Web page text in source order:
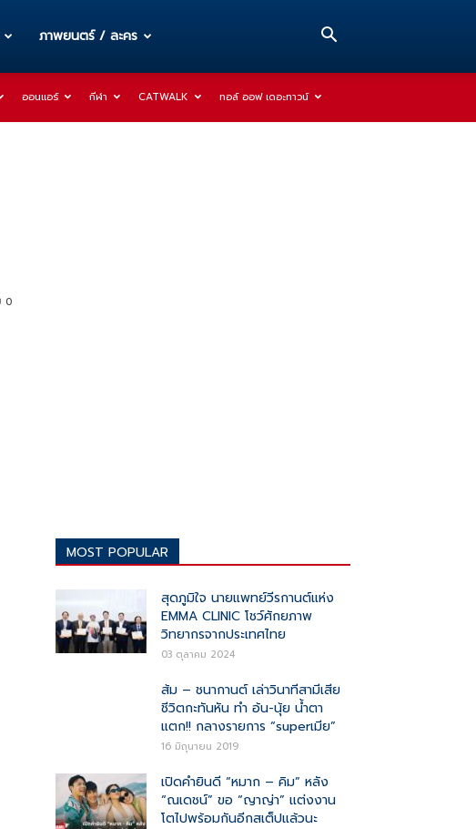
ภาพยนตร์ / ละคร
ออนแอร์ กีฬา CATWALK ทอล์ ออฟ เดอะทาวน์
0
MOST POPULAR
สุดภูมิใจ นายแพทย์วีรกานต์แห่ง
EMMA CLINIC โชว์ศักยภาพ
วิทยากรจากประเทศไทย
03 ตุลาคม 2024
ส้ม – ชนากานต์ เล่าวินาทีสามีเสีย
ชีวิตกะทันหัน ทำ อ้น-นุ้ย น้ำตา
แตก!! กลางรายการ “superเมีย”
16 มิถุนายน 2019
เปิดคำยินดี “หมาก – คิม” หลัง
“ณเดชน์” ขอ “ญาญ่า” แต่งงาน
โตไปพร้อมกันอีกสเต็ปแล้วนะ